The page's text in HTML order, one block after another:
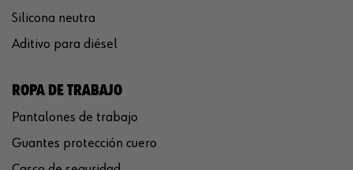
Silicona neutra
Aditivo para diésel
ROPA DE TRABAJO
Pantalones de trabajo
Guantes protección cuero